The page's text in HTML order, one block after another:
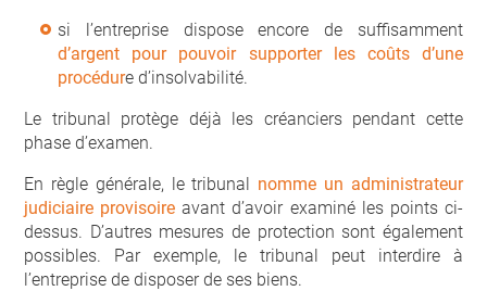
si l’entreprise dispose encore de suffisamment
d’argent pour pouvoir supporter les coûts d’une
procédure d’insolvabilité.
Le tribunal protège déjà les créanciers pendant cette
phase d’examen.
En règle générale, le tribunal nomme un administrateur
judiciaire provisoire avant d’avoir examiné les points ci-
dessus. D’autres mesures de protection sont également
possibles. Par exemple, le tribunal peut interdire à
l’entreprise de disposer de ses biens.